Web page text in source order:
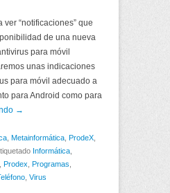
“notificaciones” que
de una nueva
para móvil
unas indicaciones
para móvil adecuado a
para Android como para
→
Metainformática ProdeX
Informática
Prodex Programas
Virus